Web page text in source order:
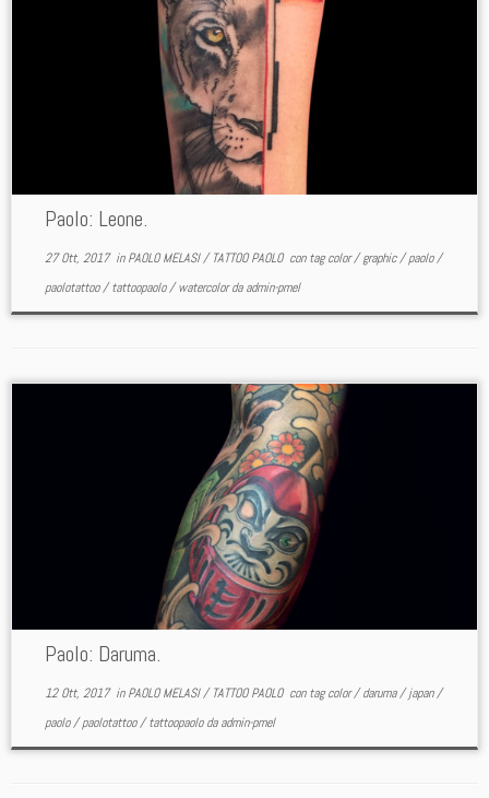
Paolo: Leone.
27 Ott, 2017inPAOLO MELASI/TATTOO PAOLO con tagcolor/graphic/paolo/
paolotattoo/tattoopaolo/watercolordaadmin-pmel
Paolo: Daruma.
12 Ott, 2017inPAOLO MELASI/TATTOO PAOLO con tagcolor/daruma/japan/
paolo/paolotattoo/tattoopaolodaadmin-pmel